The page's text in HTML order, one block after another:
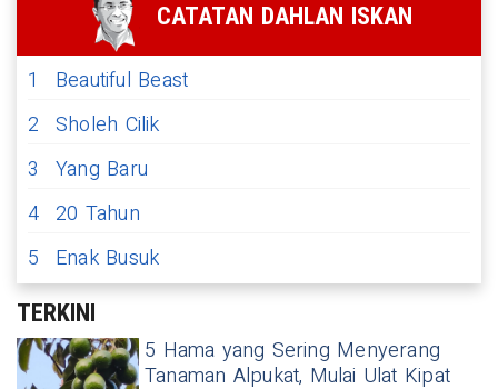
CATATAN DAHLAN ISKAN
1
Beautiful Beast
2 Sholeh Cilik
3
Yang Baru
4 20 Tahun
5
Enak Busuk
TERKINI
5 Hama yang Sering Menyerang
Tanaman Alpukat, Mulai Ulat Kipat